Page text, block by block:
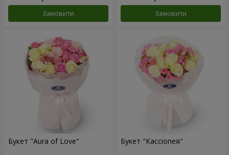
Замовити Замовити
Букет "Aura of Love" Букет "Кассіопея"